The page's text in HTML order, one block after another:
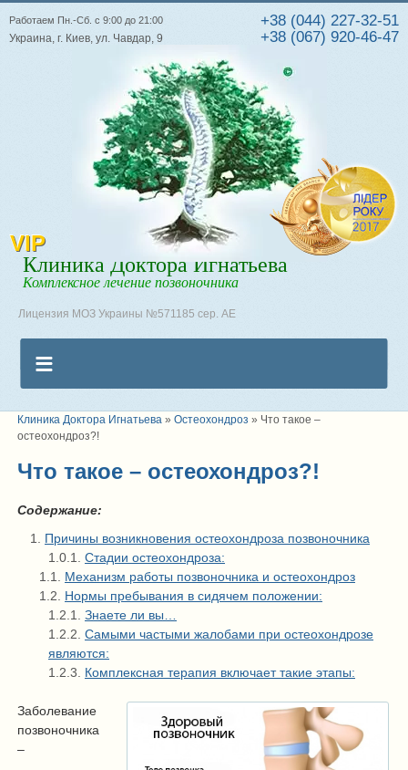
+38 (044) 227-32-51
+38 (067) 920-46-47
Работаем Пн.-Сб. с 9:00 до 21:00
Украина, г. Киев, ул. Чавдар, 9
VIP
Клиника Доктора Игнатьева
Комплексное лечение позвоночника
Лицензия МОЗ Украины №571185 сер. АЕ
Клиника Доктора Игнатьева » Остеохондроз » Что такое –
остеохондроз?!
Что такое – остеохондроз?!
Содержание:
Причины возникновения остеохондроза позвоночника
Стадии остеохондроза:
Механизм работы позвоночника и остеохондроз
Нормы пребывания в сидячем положении:
Знаете ли вы…
Самыми частыми жалобами при остеохондрозе
являются:
Комплексная терапия включает такие этапы:
Заболевание
позвоночника
–